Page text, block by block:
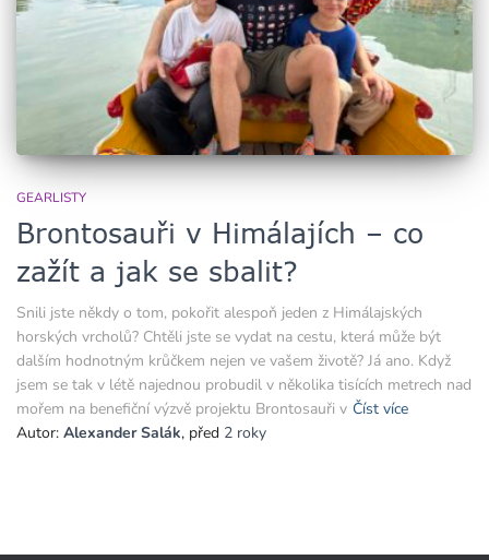
GEARLISTY
Brontosauři v Himálajích – co
zažít a jak se sbalit?
Snili jste někdy o tom, pokořit alespoň jeden z Himálajských
horských vrcholů? Chtěli jste se vydat na cestu, která může být
dalším hodnotným krůčkem nejen ve vašem životě? Já ano. Když
jsem se tak v létě najednou probudil v několika tisících metrech nad
mořem na benefiční výzvě projektu Brontosauři v Číst více
Autor: Alexander Salák, před 2 roky